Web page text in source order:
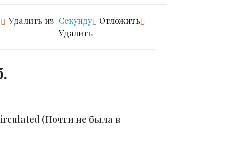
Удалить из Cекунду
Отложить
Удалить
(Почти не была в